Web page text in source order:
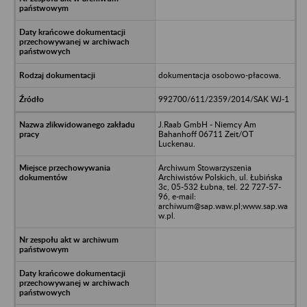
dokumentacja osobowo-płacowa.
992700/611/2359/2014/SAK WJ-1
J.Raab GmbH - Niemcy Am
Bahanhoff 06711 Zeit/OT
Luckenau.
Archiwum Stowarzyszenia
Archiwistów Polskich, ul. Łubińska
3c, 05-532 Łubna, tel. 22 727-57-
96, e-mail:
archiwum@sap.waw.pl;www.sap.wa
w.pl.